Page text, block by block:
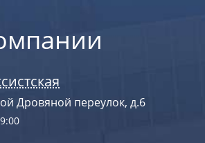
Дровяной переулок, д.6